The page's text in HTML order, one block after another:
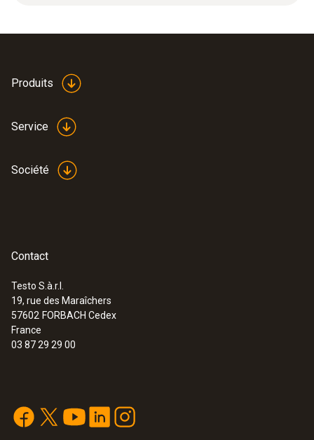
Certificat d'étalonnage ISO Vitesse avec 1
Produits
Service
Société
Contact
Testo S.à.r.l.
19, rue des Maraîchers
57602 FORBACH Cedex
France
03 87 29 29 00